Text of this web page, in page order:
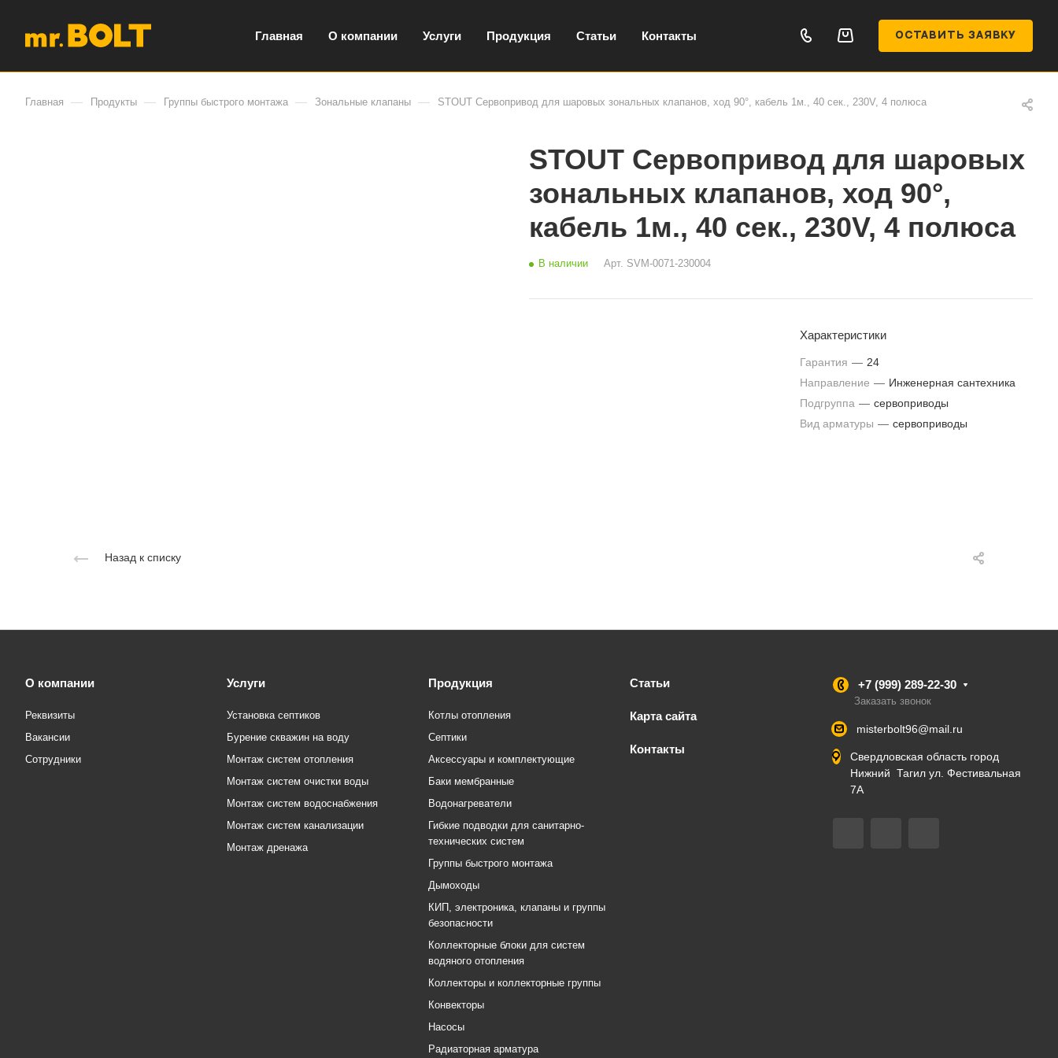
Главная О компании Услуги Продукция Статьи Контакты ОСТАВИТЬ ЗАЯВКУ
Главная — Продукты — Группы быстрого монтажа — Зональные клапаны — STOUT Сервопривод для шаровых зональных клапанов, ход 90°, кабель 1м., 40 сек., 230V, 4 полюса
STOUT Сервопривод для шаровых
зональных клапанов, ход 90°,
кабель 1м., 40 сек., 230V, 4 полюса
В наличии Арт. SVM-0071-230004
Характеристики
Гарантия — 24
Направление — Инженерная сантехника
Подгруппа — сервоприводы
Вид арматуры — сервоприводы
Назад к списку
О компании
Реквизиты
Вакансии
Сотрудники
Услуги
Установка септиков
Бурение скважин на воду
Монтаж систем отопления
Монтаж систем очистки воды
Монтаж систем водоснабжения
Монтаж систем канализации
Монтаж дренажа
Продукция
Котлы отопления
Септики
Аксессуары и комплектующие
Баки мембранные
Водонагреватели
Гибкие подводки для санитарно-
технических систем
Группы быстрого монтажа
Дымоходы
КИП, электроника, клапаны и группы
безопасности
Коллекторные блоки для систем
водяного отопления
Коллекторы и коллекторные группы
Конвекторы
Насосы
Радиаторная арматура
Статьи
Карта сайта
Контакты
+7 (999) 289-22-30
Заказать звонок
misterbolt96@mail.ru
Свердловская область город
Нижний Тагил ул. Фестивальная
7А